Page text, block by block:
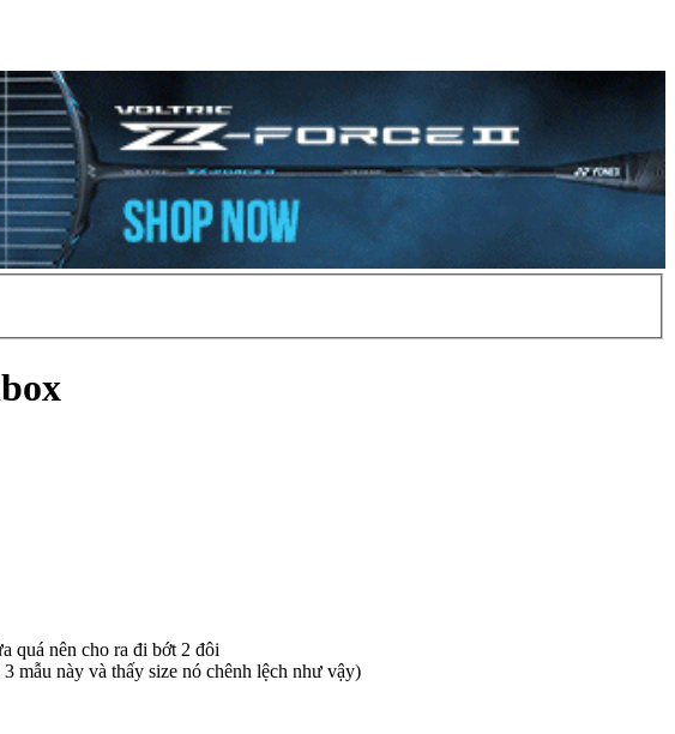
quá nên cho ra đi bớt 2 đôi
mẫu này và thấy size nó chênh lệch như vậy)